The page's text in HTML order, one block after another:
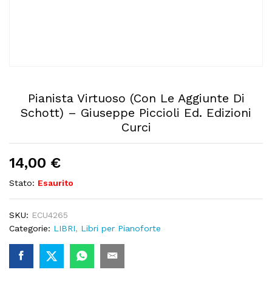
Pianista Virtuoso (Con Le Aggiunte Di
Schott) – Giuseppe Piccioli Ed. Edizioni
Curci
14,00 €
Stato: Esaurito
SKU: ECU4265
Categorie: LIBRI, Libri per Pianoforte